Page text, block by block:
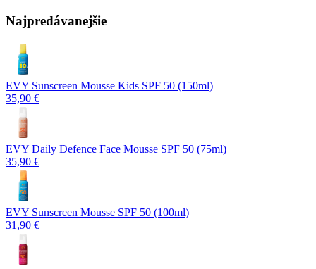
Najpredávanejšie
EVY Sunscreen Mousse Kids SPF 50 (150ml)
35,90 €
EVY Daily Defence Face Mousse SPF 50 (75ml)
35,90 €
EVY Sunscreen Mousse SPF 50 (100ml)
31,90 €